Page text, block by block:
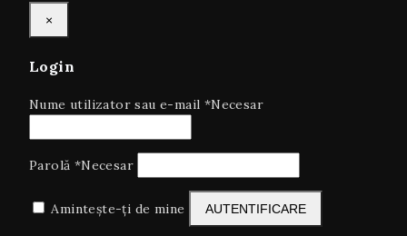
×
Login
Nume utilizator sau e-mail *Necesar
Parolă *Necesar
Amintește-ți de mine AUTENTIFICARE